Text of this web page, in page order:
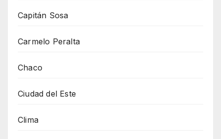
Capitán Sosa
Carmelo Peralta
Chaco
Ciudad del Este
Clima